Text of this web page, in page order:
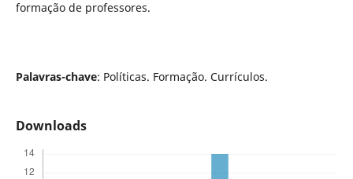
formação de professores.
Palavras-chave: Políticas. Formação. Currículos.
Downloads